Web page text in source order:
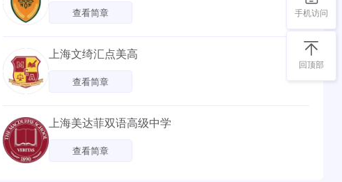
查看简章
上海文绮汇点美高
查看简章
上海美达菲双语高级中学
查看简章
手机访问
回顶部